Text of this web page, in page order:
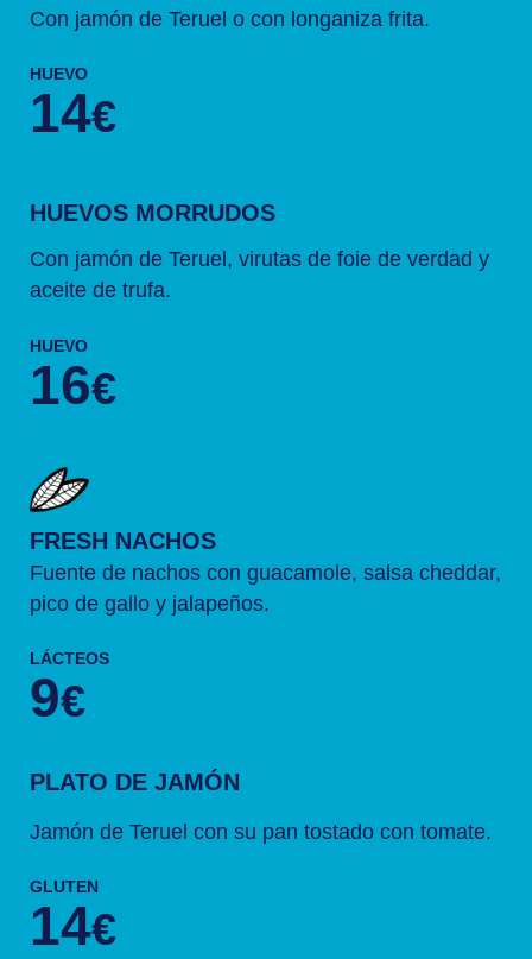
Con jamón de Teruel o con longaniza frita.
HUEVO
14€
HUEVOS MORRUDOS
Con jamón de Teruel, virutas de foie de verdad y
aceite de trufa.
HUEVO
16€
FRESH NACHOS
Fuente de nachos con guacamole, salsa cheddar,
pico de gallo y jalapeños.
LÁCTEOS
9€
PLATO DE JAMÓN
Jamón de Teruel con su pan tostado con tomate.
GLUTEN
14€